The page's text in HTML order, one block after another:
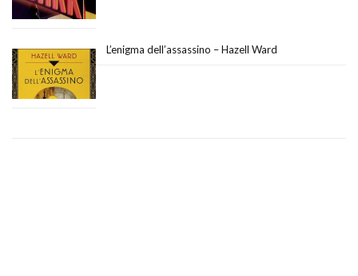
L’enigma dell’assassino – Hazell Ward